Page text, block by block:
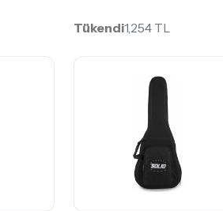
Tükendi1,254 TL